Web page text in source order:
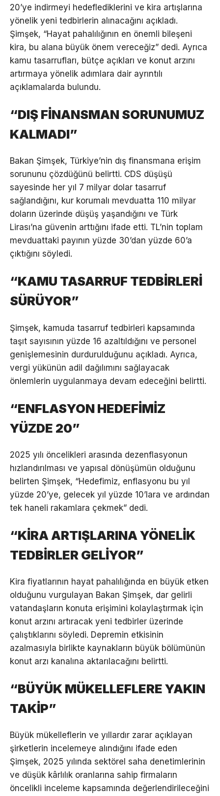
20’ye indirmeyi hedeflediklerini ve kira artışlarına
yönelik yeni tedbirlerin alınacağını açıkladı.
Şimşek, “Hayat pahalılığının en önemli bileşeni
kira, bu alana büyük önem vereceğiz” dedi. Ayrıca
kamu tasarrufları, bütçe açıkları ve konut arzını
artırmaya yönelik adımlara dair ayrıntılı
açıklamalarda bulundu.
“DIŞ FİNANSMAN SORUNUMUZ
KALMADI”
Bakan Şimşek, Türkiye’nin dış finansmana erişim
sorununu çözdüğünü belirtti. CDS düşüşü
sayesinde her yıl 7 milyar dolar tasarruf
sağlandığını, kur korumalı mevduatta 110 milyar
doların üzerinde düşüş yaşandığını ve Türk
Lirası’na güvenin arttığını ifade etti. TL’nin toplam
mevduattaki payının yüzde 30’dan yüzde 60’a
çıktığını söyledi.
“KAMU TASARRUF TEDBİRLERİ
SÜRÜYOR”
Şimşek, kamuda tasarruf tedbirleri kapsamında
taşıt sayısının yüzde 16 azaltıldığını ve personel
genişlemesinin durdurulduğunu açıkladı. Ayrıca,
vergi yükünün adil dağılımını sağlayacak
önlemlerin uygulanmaya devam edeceğini belirtti.
“ENFLASYON HEDEFİMİZ
YÜZDE 20”
2025 yılı öncelikleri arasında dezenflasyonun
hızlandırılması ve yapısal dönüşümün olduğunu
belirten Şimşek, “Hedefimiz, enflasyonu bu yıl
yüzde 20’ye, gelecek yıl yüzde 10’lara ve ardından
tek haneli rakamlara çekmek” dedi.
“KİRA ARTIŞLARINA YÖNELİK
TEDBİRLER GELİYOR”
Kira fiyatlarının hayat pahalılığında en büyük etken
olduğunu vurgulayan Bakan Şimşek, dar gelirli
vatandaşların konuta erişimini kolaylaştırmak için
konut arzını artıracak yeni tedbirler üzerinde
çalıştıklarını söyledi. Depremin etkisinin
azalmasıyla birlikte kaynakların büyük bölümünün
konut arzı kanalına aktarılacağını belirtti.
“BÜYÜK MÜKELLEFLERE YAKIN
TAKİP”
Büyük mükelleflerin ve yıllardır zarar açıklayan
şirketlerin incelemeye alındığını ifade eden
Şimşek, 2025 yılında sektörel saha denetimlerinin
ve düşük kârlılık oranlarına sahip firmaların
öncelikli inceleme kapsamında değerlendirileceğini